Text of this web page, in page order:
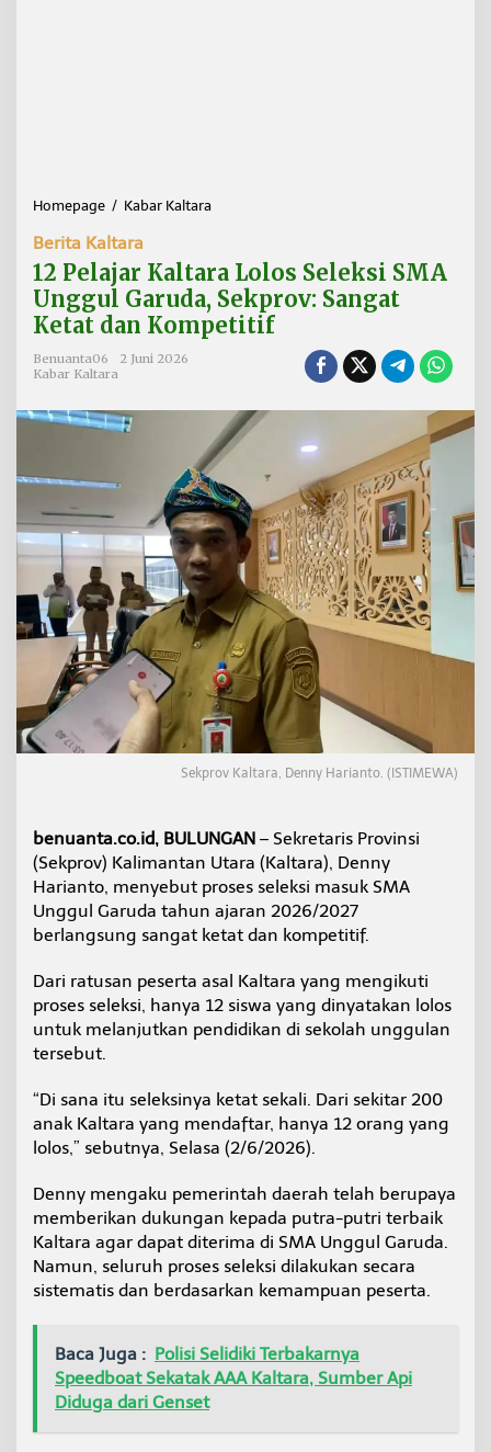
Homepage / Kabar Kaltara
e
l
a
j
t
a
r
a
L
o
s
S
e
e
k
s
i
S
M
n
g
u
G
r
d
a
e
p
r
v
a
n
g
K
e
t
Berita Kaltara
12 Pelajar Kaltara Lolos Seleksi SMA
Unggul Garuda, Sekprov: Sangat
Ketat dan Kompetitif
Benuanta06
2 Juni 2026
Kabar Kaltara
Sekprov Kaltara, Denny Harianto. (ISTIMEWA)
benuanta.co.id, BULUNGAN – Sekretaris Provinsi
(Sekprov) Kalimantan Utara (Kaltara), Denny
Harianto, menyebut proses seleksi masuk SMA
Unggul Garuda tahun ajaran 2026/2027
berlangsung sangat ketat dan kompetitif.
Dari ratusan peserta asal Kaltara yang mengikuti
proses seleksi, hanya 12 siswa yang dinyatakan lolos
untuk melanjutkan pendidikan di sekolah unggulan
tersebut.
“Di sana itu seleksinya ketat sekali. Dari sekitar 200
anak Kaltara yang mendaftar, hanya 12 orang yang
lolos,” sebutnya, Selasa (2/6/2026).
Denny mengaku pemerintah daerah telah berupaya
memberikan dukungan kepada putra-putri terbaik
Kaltara agar dapat diterima di SMA Unggul Garuda.
Namun, seluruh proses seleksi dilakukan secara
sistematis dan berdasarkan kemampuan peserta.
Baca Juga : Polisi Selidiki Terbakarnya
Speedboat Sekatak AAA Kaltara, Sumber Api
Diduga dari Genset